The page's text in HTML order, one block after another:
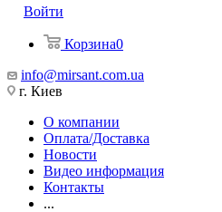
Войти
Корзина0
info@mirsant.com.ua
г. Киев
О компании
Оплата/Доставка
Новости
Видео информация
Контакты
...